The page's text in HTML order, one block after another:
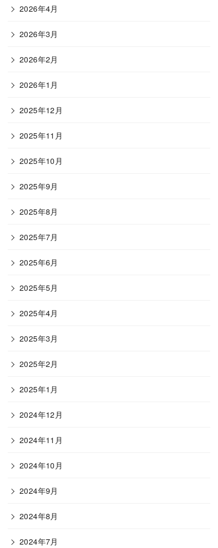
2026年4月
2026年3月
2026年2月
2026年1月
2025年12月
2025年11月
2025年10月
2025年9月
2025年8月
2025年7月
2025年6月
2025年5月
2025年4月
2025年3月
2025年2月
2025年1月
2024年12月
2024年11月
2024年10月
2024年9月
2024年8月
2024年7月